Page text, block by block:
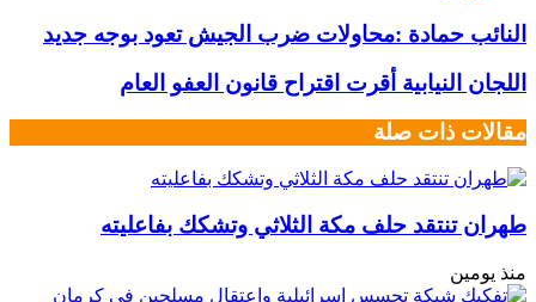
النائب حمادة :محاولات ضرب الجيش تعود بوجه جديد
اللجان النيابية أقرت اقتراح قانون العفو العام
مقالات ذات صلة
طهران تنتقد حلف مكة الثلاثي وتشكك بفاعليته
منذ يومين